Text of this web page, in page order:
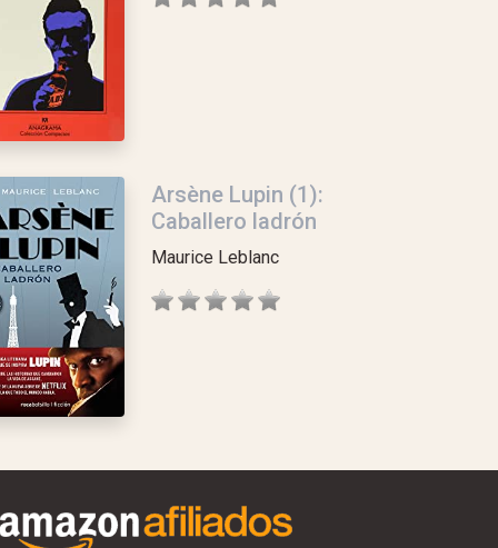
Arsène Lupin (1):
Caballero ladrón
Maurice Leblanc